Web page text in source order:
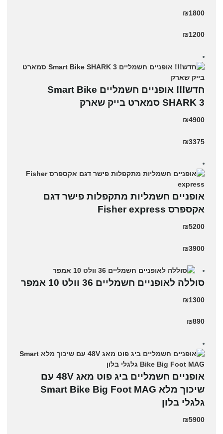
₪1800
₪1200
חדש!!! אופניים חשמליים Smart Bike
SHARK 3 סמארט בייק שארק
₪4900
₪3375
אופניים חשמליות מתקפלות פישר דגם
אקספרס Fisher express
₪5200
₪3900
סוללה לאופניים חשמליים 36 וולט 10 אמפר
₪1300
₪890
אופניים חשמליים ביג פוט מאג 48V עם
שיכוך מלא Smart Bike Big Foot MAG
גלגלי בלון
₪5900